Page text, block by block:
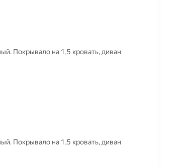
Покрывало на 1,5 кровать, диван
Покрывало на 1,5 кровать, диван